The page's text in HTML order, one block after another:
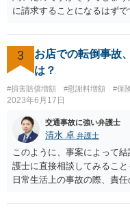
に請求することになるはず
ならほとんど充足できるか
いいかなと思うのですが。
通事故事案ではより定額の
います。費用面も含めて、
ませんね。 かなり具体的な
い合わせてみるとよいと思い
3
お店での転倒事故
は？
#損害賠償増額 #慰謝料増額 #保
2023年6月17日
交通事故に強い弁護士
清水 卓 弁護士
このように、事案によって
護士に直接相談してみるこ
日常生活上の事故の際、責
す（ご自宅の火災保険や自